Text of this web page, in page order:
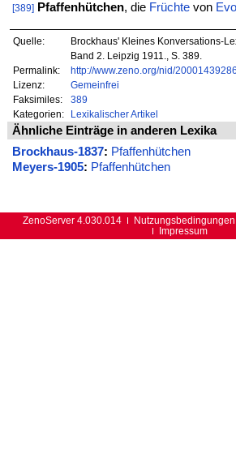
[389] Pfaffenhütchen, die Früchtevon
Quelle:
Brockhaus' Kleines Konversations-
Band 2. Leipzig 1911., S. 389.
Permalink:
http://www.zeno.org/nid/20001439286
Lizenz:
Gemeinfrei
Faksimiles:
389
Kategorien:
Lexikalischer Artikel
Ähnliche Einträge in anderen Lexika
Brockhaus-1837: Pfaffenhütchen
Meyers-1905: Pfaffenhütchen
ZenoServer 4.030.014 Nutzungsbedingungen
Impressum